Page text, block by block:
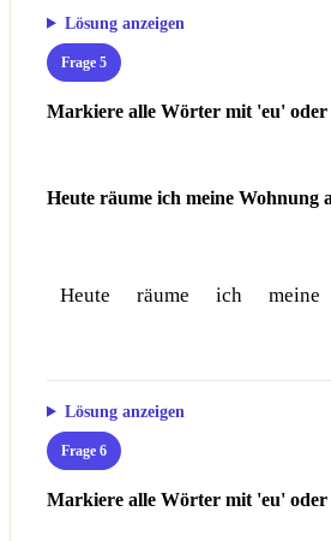
Lösung anzeigen
Frage 5
Markiere alle Wörter mit 'eu'
Heute räume ich meine Wohnung
Heute räume ich meine
Lösung anzeigen
Frage 6
Markiere alle Wörter mit 'eu'